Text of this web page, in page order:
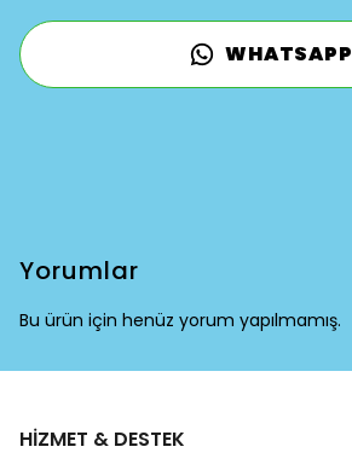
WHATSAPP
Yorumlar
Bu ürün için henüz yorum yapılmamış.
HİZMET & DESTEK